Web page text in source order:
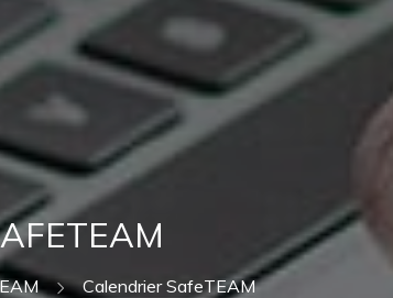
Calendrier SafeTEAM